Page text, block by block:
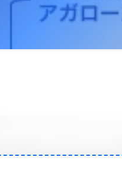
考えられる。UW-